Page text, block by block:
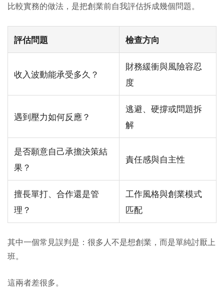
比較實務的做法，是把創業前自我評估拆成幾個問題。
評估問題 檢查方向
收入波動能承受多久？
財務緩衝與風險容忍
度
遇到壓力如何反應？
逃避、硬撐或問題拆
解
是否願意自己承擔決策結
果？
責任感與自主性
擅長單打、合作還是管
理？
工作風格與創業模式
匹配
其中一個常見誤判是：很多人不是想創業，而是單純討厭上
班。
這兩者差很多。